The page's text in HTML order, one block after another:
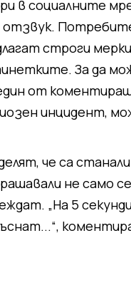
социалните
строги
За да
от
инцидент,
че са
не само
„На 5